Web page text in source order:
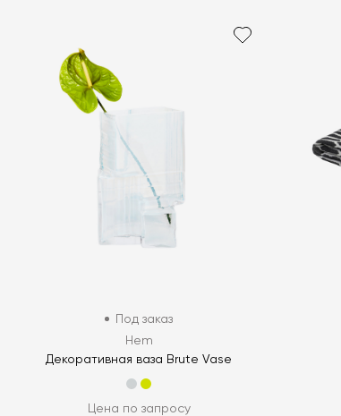
Под заказ
Hem
Декоративная ваза Brute Vase
Цена по запросу